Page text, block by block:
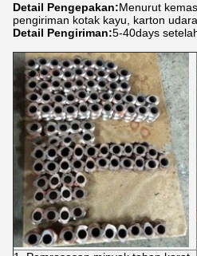
Detail Pengepakan:Menurut
pengiriman kotak kayu, karton udara.
Detail Pengiriman:5-40days